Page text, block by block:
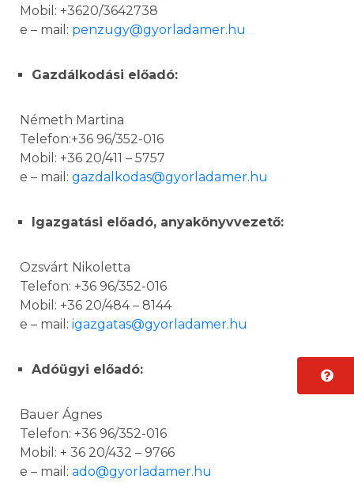
Mobil: +3620/3642738
e – mail: penzugy@gyorladamer.hu
Gazdálkodási előadó:
Németh Martina
Telefon:+36 96/352-016
Mobil: +36 20/411 – 5757
e – mail: gazdalkodas@gyorladamer.hu
Igazgatási előadó, anyakönyvvezető:
Ozsvárt Nikoletta
Telefon: +36 96/352-016
Mobil: +36 20/484 – 8144
e – mail: igazgatas@gyorladamer.hu
Adóügyi előadó:
Bauer Ágnes
Telefon: +36 96/352-016
Mobil: + 36 20/432 – 9766
e – mail: ado@gyorladamer.hu